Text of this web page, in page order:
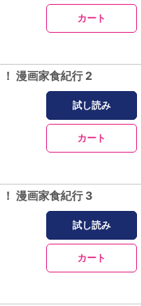
カート
漫画家食紀行 2
試し読み
カート
漫画家食紀行 3
試し読み
カート